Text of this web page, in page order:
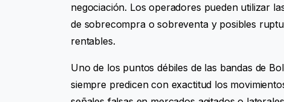
negociación. Los operadores pueden utilizar
de sobrecompra o sobreventa y posibles
rentables.
Uno de los puntos débiles de las bandas de
siempre predicen con exactitud los